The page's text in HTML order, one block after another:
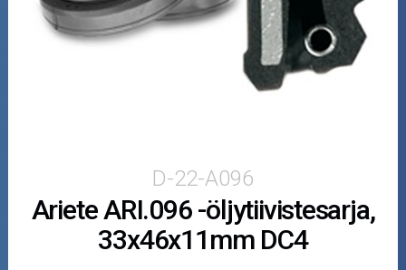
Puutarha ja metsä
Öljyt ja kemikaalit
D-22-A096
Ariete ARI.096 -öljytiivistesarja,
33x46x11mm DC4